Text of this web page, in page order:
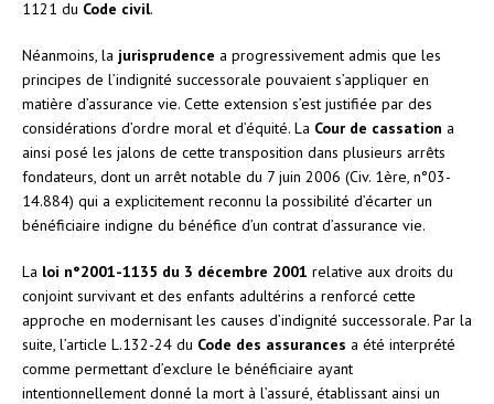
1121 du Code civil.
Néanmoins, la jurisprudence a progressivement admis que les
principes de l’indignité successorale pouvaient s’appliquer en
matière d’assurance vie. Cette extension s’est justifiée par des
considérations d’ordre moral et d’équité. La Cour de cassation a
ainsi posé les jalons de cette transposition dans plusieurs arrêts
fondateurs, dont un arrêt notable du 7 juin 2006 (Civ. 1ère, n°03-
14.884) qui a explicitement reconnu la possibilité d’écarter un
bénéficiaire indigne du bénéfice d’un contrat d’assurance vie.
La loi n°2001-1135 du 3 décembre 2001 relative aux droits du
conjoint survivant et des enfants adultérins a renforcé cette
approche en modernisant les causes d’indignité successorale. Par la
suite, l’article L.132-24 du Code des assurances a été interprété
comme permettant d’exclure le bénéficiaire ayant
intentionnellement donné la mort à l’assuré, établissant ainsi un